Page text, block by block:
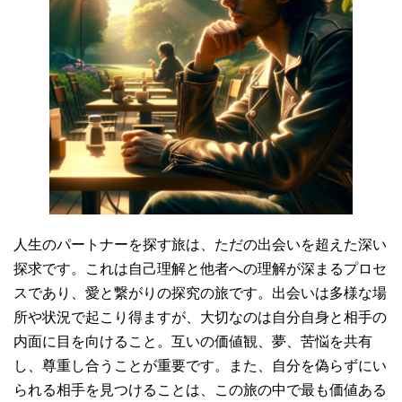
人生のパートナーを探す旅は、ただの出会いを超えた深い
探求です。これは自己理解と他者への理解が深まるプロセ
スであり、愛と繋がりの探究の旅です。出会いは多様な場
所や状況で起こり得ますが、大切なのは自分自身と相手の
内面に目を向けること。互いの価値観、夢、苦悩を共有
し、尊重し合うことが重要です。また、自分を偽らずにい
られる相手を見つけることは、この旅の中で最も価値ある